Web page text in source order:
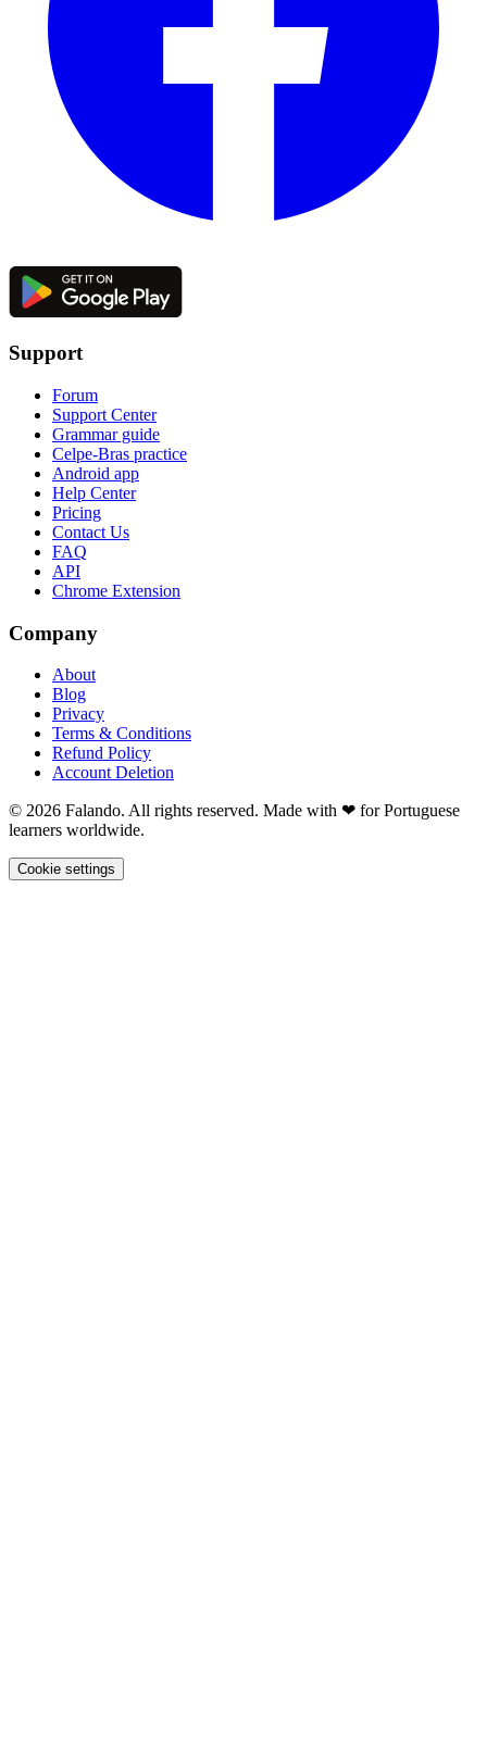
Support
Forum
Support Center
Grammar guide
Celpe-Bras practice
Android app
Help Center
Pricing
Contact Us
FAQ
API
Chrome Extension
Company
About
Blog
Privacy
Terms & Conditions
Refund Policy
Account Deletion
© 2026 Falando. All rights reserved. Made with ❤ for Portuguese
learners worldwide.
Cookie settings